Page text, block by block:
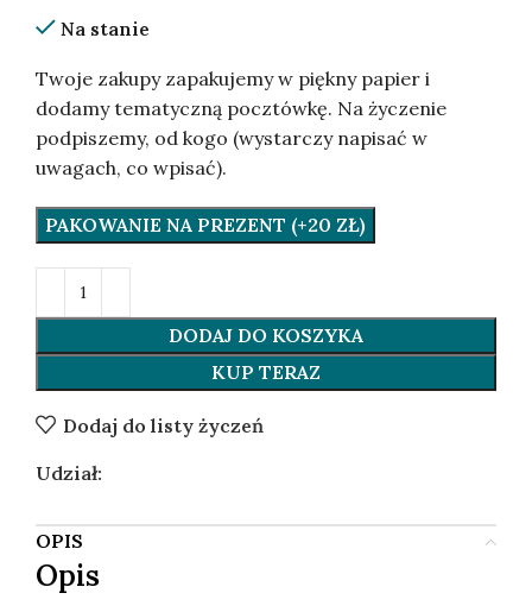
Na stanie
Twoje zakupy zapakujemy w piękny papier i
dodamy tematyczną pocztówkę. Na życzenie
podpiszemy, od kogo (wystarczy napisać w
uwagach, co wpisać).
PAKOWANIE NA PREZENT (+20 ZŁ)
DODAJ DO KOSZYKA
KUP TERAZ
Dodaj do listy życzeń
Udział:
OPIS
Opis